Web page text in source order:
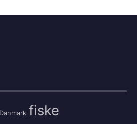
Danmark fiske